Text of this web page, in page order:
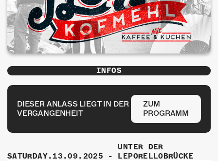
FOTOGALERIE
PHOTOMAT
INFOS
ÜBER UNS
SHOP
INFOS
DIESER ANLASS LIEGT IN DER
VERGANGENHEIT
ZUM
PROGRAMM
SATURDAY.13.09.2025 -
UNTER DER
LEPORELLOBRÜCKE